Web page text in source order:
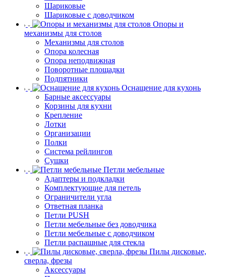
Шариковые
Шариковые с доводчиком
Опоры и
механизмы для столов
Механизмы для столов
Опора колесная
Опора неподвижная
Поворотные площадки
Подпятники
Оснащение для кухонь
Барные аксессуары
Корзины для кухни
Крепление
Лотки
Организации
Полки
Система рейлингов
Сушки
Петли мебельные
Адаптеры и подкладки
Комплектующие для петель
Ограничители угла
Ответная планка
Петли PUSH
Петли мебельные без доводчика
Петли мебельные с доводчиком
Петли распашные для стекла
Пилы дисковые,
сверла, фрезы
Аксессуары